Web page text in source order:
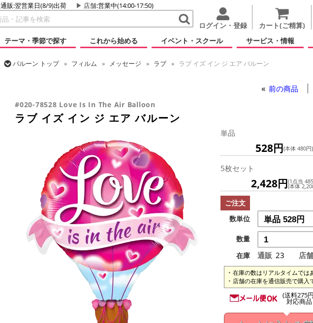
通販:翌営業日(8/9)出荷 店舗:営業中(14:00-17:50)
ログイン・登録 カート(ご精算)
テーマ・季節で探す
これから始める イベント・スクール サービス・情報
バルーン トップ フィルム メッセージ ラブ
ラブ イズ イン ジ エア バルーン
前の商品
#020-78528 Love Is In The Air Balloon
ラブ イズ イン ジ エア バルーン
単品
528円(本体 480円)
5枚セット
2,428円(1点当
(本体
ご注文
数単位
数量
在庫
通販 23 店舗
在庫の数はリアルタイムでは
店舗の在庫を通信販売で購入
(送料275
対応商品